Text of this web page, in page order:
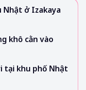
Nhật ở Izakaya
khô cằn vào
tại khu phố Nhật